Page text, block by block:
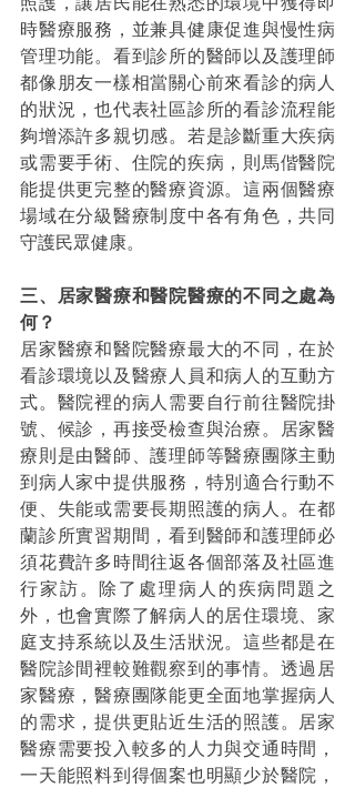
時醫療服務，並兼具健康促進與慢性病
管理功能。看到診所的醫師以及護理師
都像朋友一樣相當關心前來看診的病人
的狀況，也代表社區診所的看診流程能
夠增添許多親切感。若是診斷重大疾病
或需要手術、住院的疾病，則馬偕醫院
能提供更完整的醫療資源。這兩個醫療
場域在分級醫療制度中各有角色，共同
守護民眾健康。
三、居家醫療和醫院醫療的不同之處為
何？
居家醫療和醫院醫療最大的不同，在於
看診環境以及醫療人員和病人的互動方
式。醫院裡的病人需要自行前往醫院掛
號、候診，再接受檢查與治療。居家醫
療則是由醫師、護理師等醫療團隊主動
到病人家中提供服務，特別適合行動不
便、失能或需要長期照護的病人。在都
蘭診所實習期間，看到醫師和護理師必
須花費許多時間往返各個部落及社區進
行家訪。除了處理病人的疾病問題之
外，也會實際了解病人的居住環境、家
庭支持系統以及生活狀況。這些都是在
醫院診間裡較難觀察到的事情。透過居
家醫療，醫療團隊能更全面地掌握病人
的需求，提供更貼近生活的照護。居家
醫療需要投入較多的人力與交通時間，
一天能照料到得個案也明顯少於醫院，